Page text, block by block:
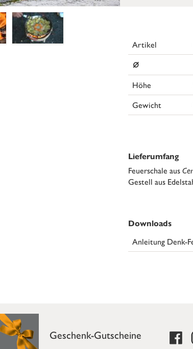
Artikel
⌀
Höhe
Gewicht
Lieferumfang
Feuerschale aus
Gestell aus
Downloads
Anleitung Denk-
Geschenk-Gutscheine